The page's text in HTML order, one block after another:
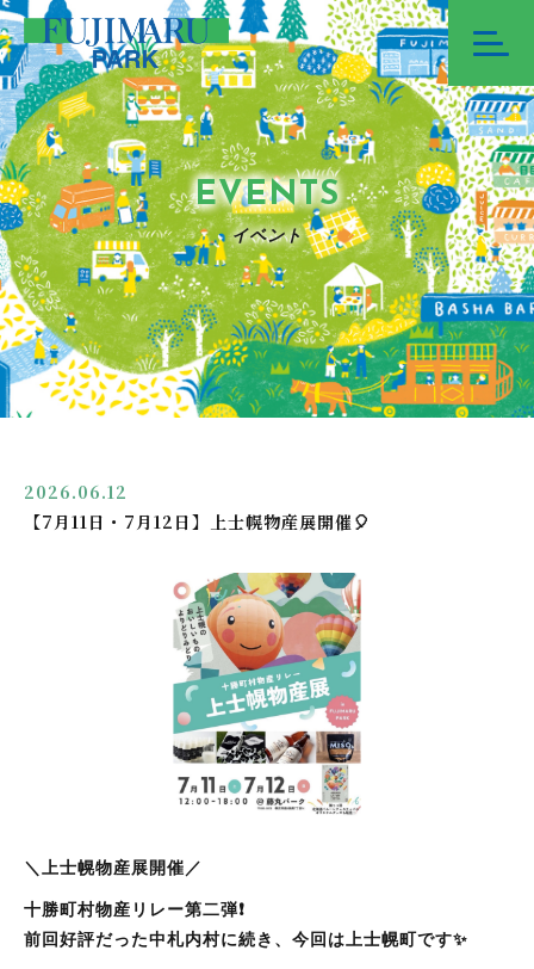
EVENTS
イベント
2026.06.12
【7月11日・7月12日】上士幌物産展開催🎈
＼上士幌物産展開催／
十勝町村物産リレー第二弾❗️
前回好評だった中札内村に続き、今回は上士幌町です✨